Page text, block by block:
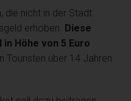
die nicht in der Stadt
erhoben. Diese
in Höhe von 5 Euro
Touristen über 14 Jahren